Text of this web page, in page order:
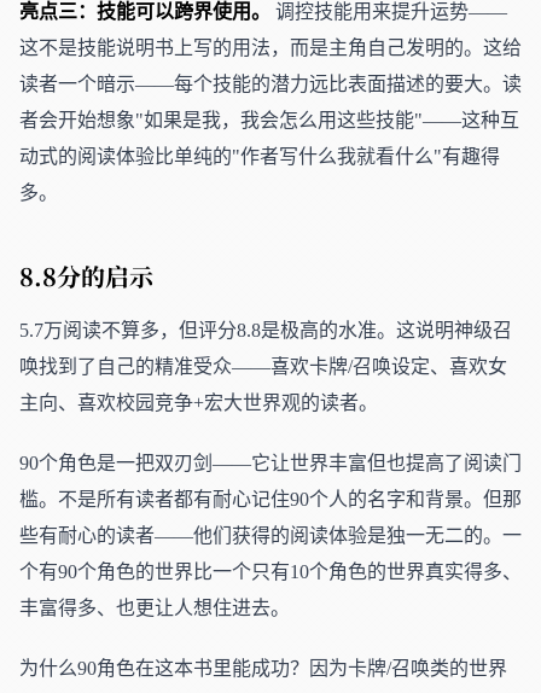
亮点三：技能可以跨界使用。
调控技能用来提升运势——
这不是技能说明书上写的用法，而是主角自己发明的。这给
读者一个暗示——每个技能的潜力远比表面描述的要大。读
者会开始想象"如果是我，我会怎么用这些技能"——这种互
动式的阅读体验比单纯的"作者写什么我就看什么"有趣得
多。
8.8分的启示
5.7万阅读不算多，但评分8.8是极高的水准。这说明神级召
唤找到了自己的精准受众——喜欢卡牌/召唤设定、喜欢女
主向、喜欢校园竞争+宏大世界观的读者。
90个角色是一把双刃剑——它让世界丰富但也提高了阅读门
槛。不是所有读者都有耐心记住90个人的名字和背景。但那
些有耐心的读者——他们获得的阅读体验是独一无二的。一
个有90个角色的世界比一个只有10个角色的世界真实得多、
丰富得多、也更让人想住进去。
为什么90角色在这本书里能成功？因为卡牌/召唤类的世界